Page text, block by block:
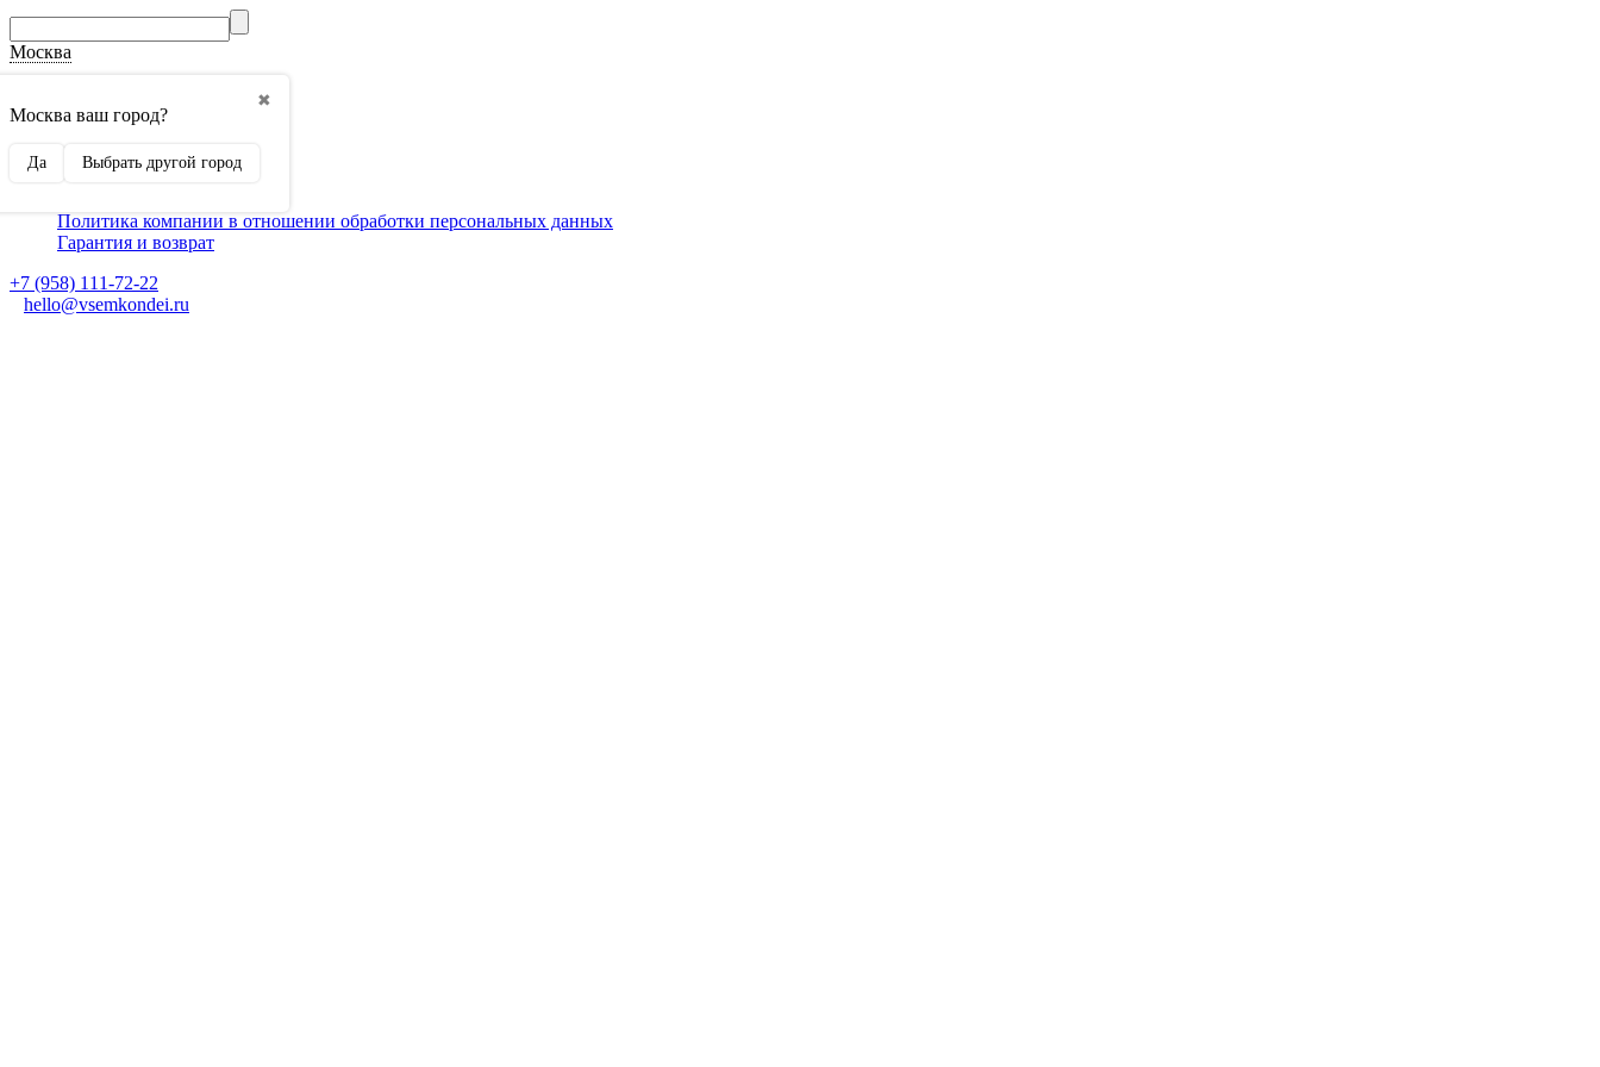
Москва
✖
Москва ваш город?
Да Выбрать другой город
Способы оплаты
Монтаж кондиционеров
Для партнеров
Политика компании в отношении обработки персональных данных
Гарантия и возврат
+7 (958) 111-72-22
hello@vsemkondei.ru